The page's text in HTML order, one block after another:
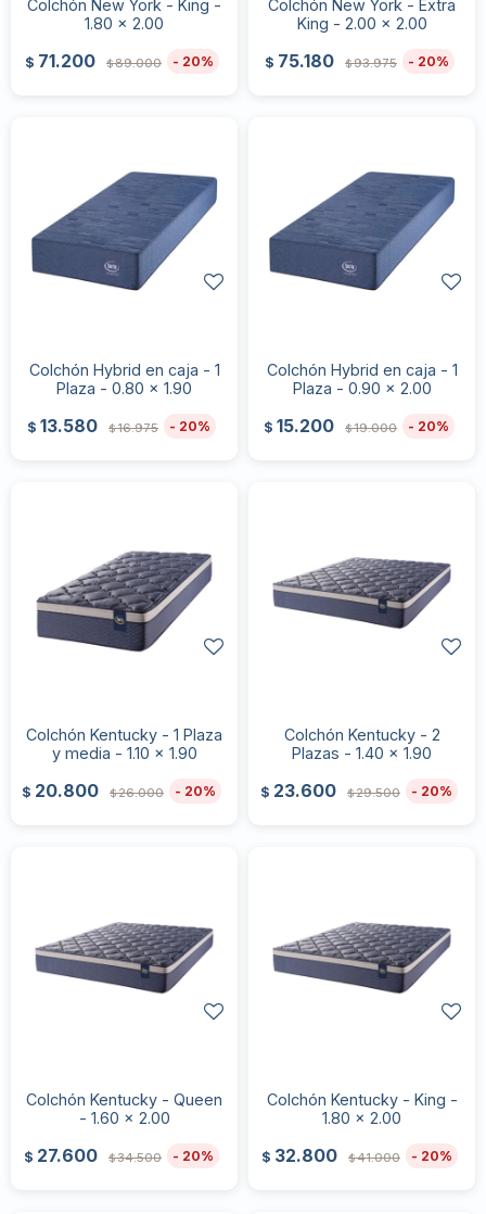
Colchón New York - King -
1.80 x 2.00
$ 71.200 $89.000 20
Colchón New York - Extra
King - 2.00 x 2.00
$ 75.180 $93.975 20
Colchón Hybrid en caja - 1
Plaza - 0.80 x 1.90
$ 13.580 $16.975 20
Colchón Hybrid en caja - 1
Plaza - 0.90 x 2.00
$ 15.200 $19.000 20
Colchón Kentucky - 1 Plaza
y media - 1.10 x 1.90
$ 20.800 $26.000 20
Colchón Kentucky - 2
Plazas - 1.40 x 1.90
$ 23.600 $29.500 20
Colchón Kentucky - Queen
- 1.60 x 2.00
$ 27.600 $34.500 20
Colchón Kentucky - King -
1.80 x 2.00
$ 32.800 $41.000 20